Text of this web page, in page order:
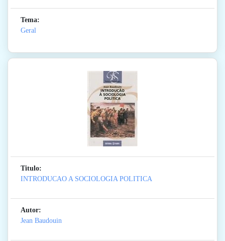
Tema:
Geral
Titulo:
INTRODUCAO A SOCIOLOGIA POLITICA
Autor:
Jean Baudouin